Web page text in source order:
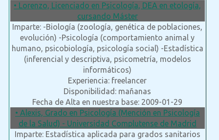
• Lorenzo, Licenciado en Psicología, DEA en etología,
cursando Máster
Imparte: -Biología (zoología, genética de poblaciones,
evolución) -Psicología (comportamiento animal y
humano, psicobiología, psicología social) -Estadística
(inferencial y descriptiva, psicometría, modelos
informáticos)
Experiencia: freelancer
Disponibilidad: mañanas
Fecha de Alta en nuestra base: 2009-01-29
• Alexis, Grado en Psicología (Mención en Psicología
de la Salud) - Universidad Complutense de Madrid
Imparte: Estadística aplicada para grados sanitarios